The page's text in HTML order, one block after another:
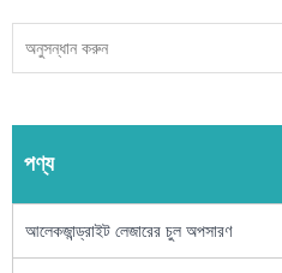
পণ্য
আলেকজান্ড্রাইট লেজারের চুল অপসারণ